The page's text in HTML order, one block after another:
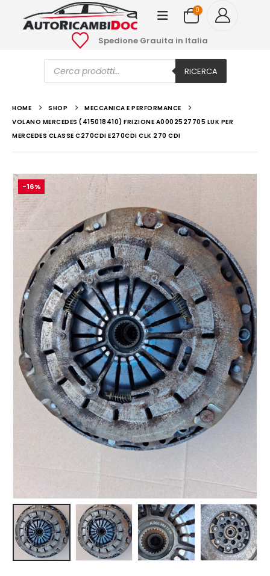
0
Spedione Grauita in Italia
Ricerca
prodotti RICERCA
HOME SHOP
MECCANICA E PERFORMANCE
VOLANO MERCEDES (415018410) FRIZIONE A0002527705 LUK PER
MERCEDES CLASSE C270CDI E270CDI CLK 270 CDI
-16%